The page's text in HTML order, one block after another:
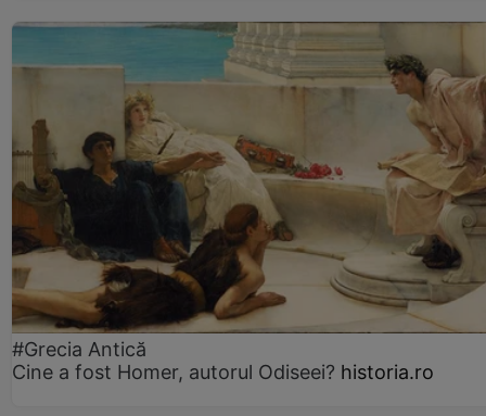
#Grecia Antică
Cine a fost Homer, autorul Odiseei? historia.ro